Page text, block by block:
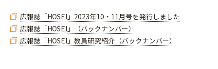
広報誌「HOSEI」2023年10・11月号を発行しました
広報誌「HOSEI」（バックナンバー）
広報誌「HOSEI」教員研究紹介（バックナンバー）